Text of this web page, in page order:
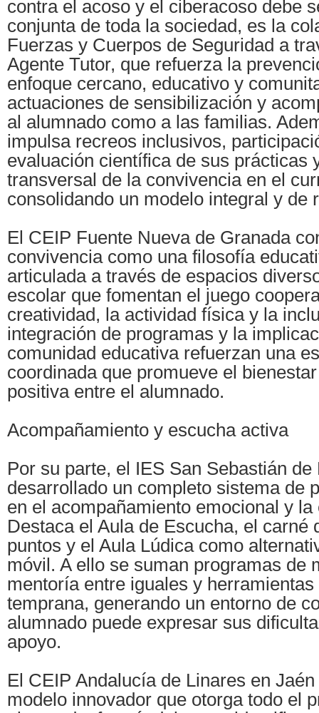
contra el acoso y el ciberacoso debe
conjunta de toda la sociedad, es la
Fuerzas y Cuerpos de Seguridad a
Agente Tutor, que refuerza la
enfoque cercano, educativo y
actuaciones de sensibilización y
al alumnado como a las familias.
impulsa recreos inclusivos,
evaluación científica de sus prácticas
transversal de la convivencia en el
consolidando un modelo integral y de
El CEIP Fuente Nueva de Granada
convivencia como una filosofía
articulada a través de espacios
escolar que fomentan el juego
creatividad, la actividad física y la
integración de programas y la
comunidad educativa refuerzan una
coordinada que promueve el
positiva entre el alumnado.
Acompañamiento y escucha activa
Por su parte, el IES San Sebastián de
desarrollado un completo sistema de
en el acompañamiento emocional y
Destaca el Aula de Escucha, el carné
puntos y el Aula Lúdica como
móvil. A ello se suman programas de
mentoría entre iguales y
temprana, generando un entorno de
alumnado puede expresar sus
apoyo.
El CEIP Andalucía de Linares en
modelo innovador que otorga todo el